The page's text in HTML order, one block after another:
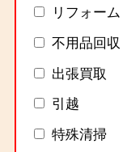
リフォーム
不用品回収
出張買取
引越
特殊清掃